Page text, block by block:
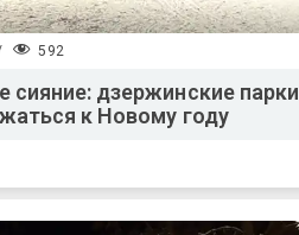
592
сияние: дзержинские парки
к Новому году